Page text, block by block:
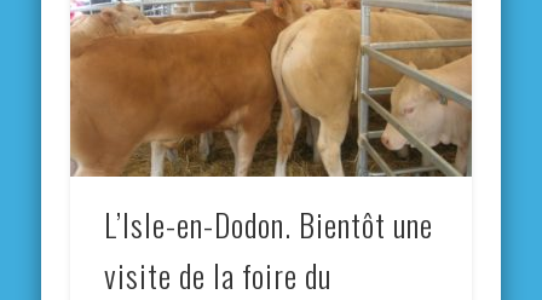
L’Isle-en-Dodon. Bientôt une
visite de la foire du